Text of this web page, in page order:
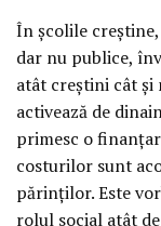
În școlile
dar nu publice,
atât creștini cât și
activează de
primesc o
costurilor sunt
părinților. Este
rolul social atât